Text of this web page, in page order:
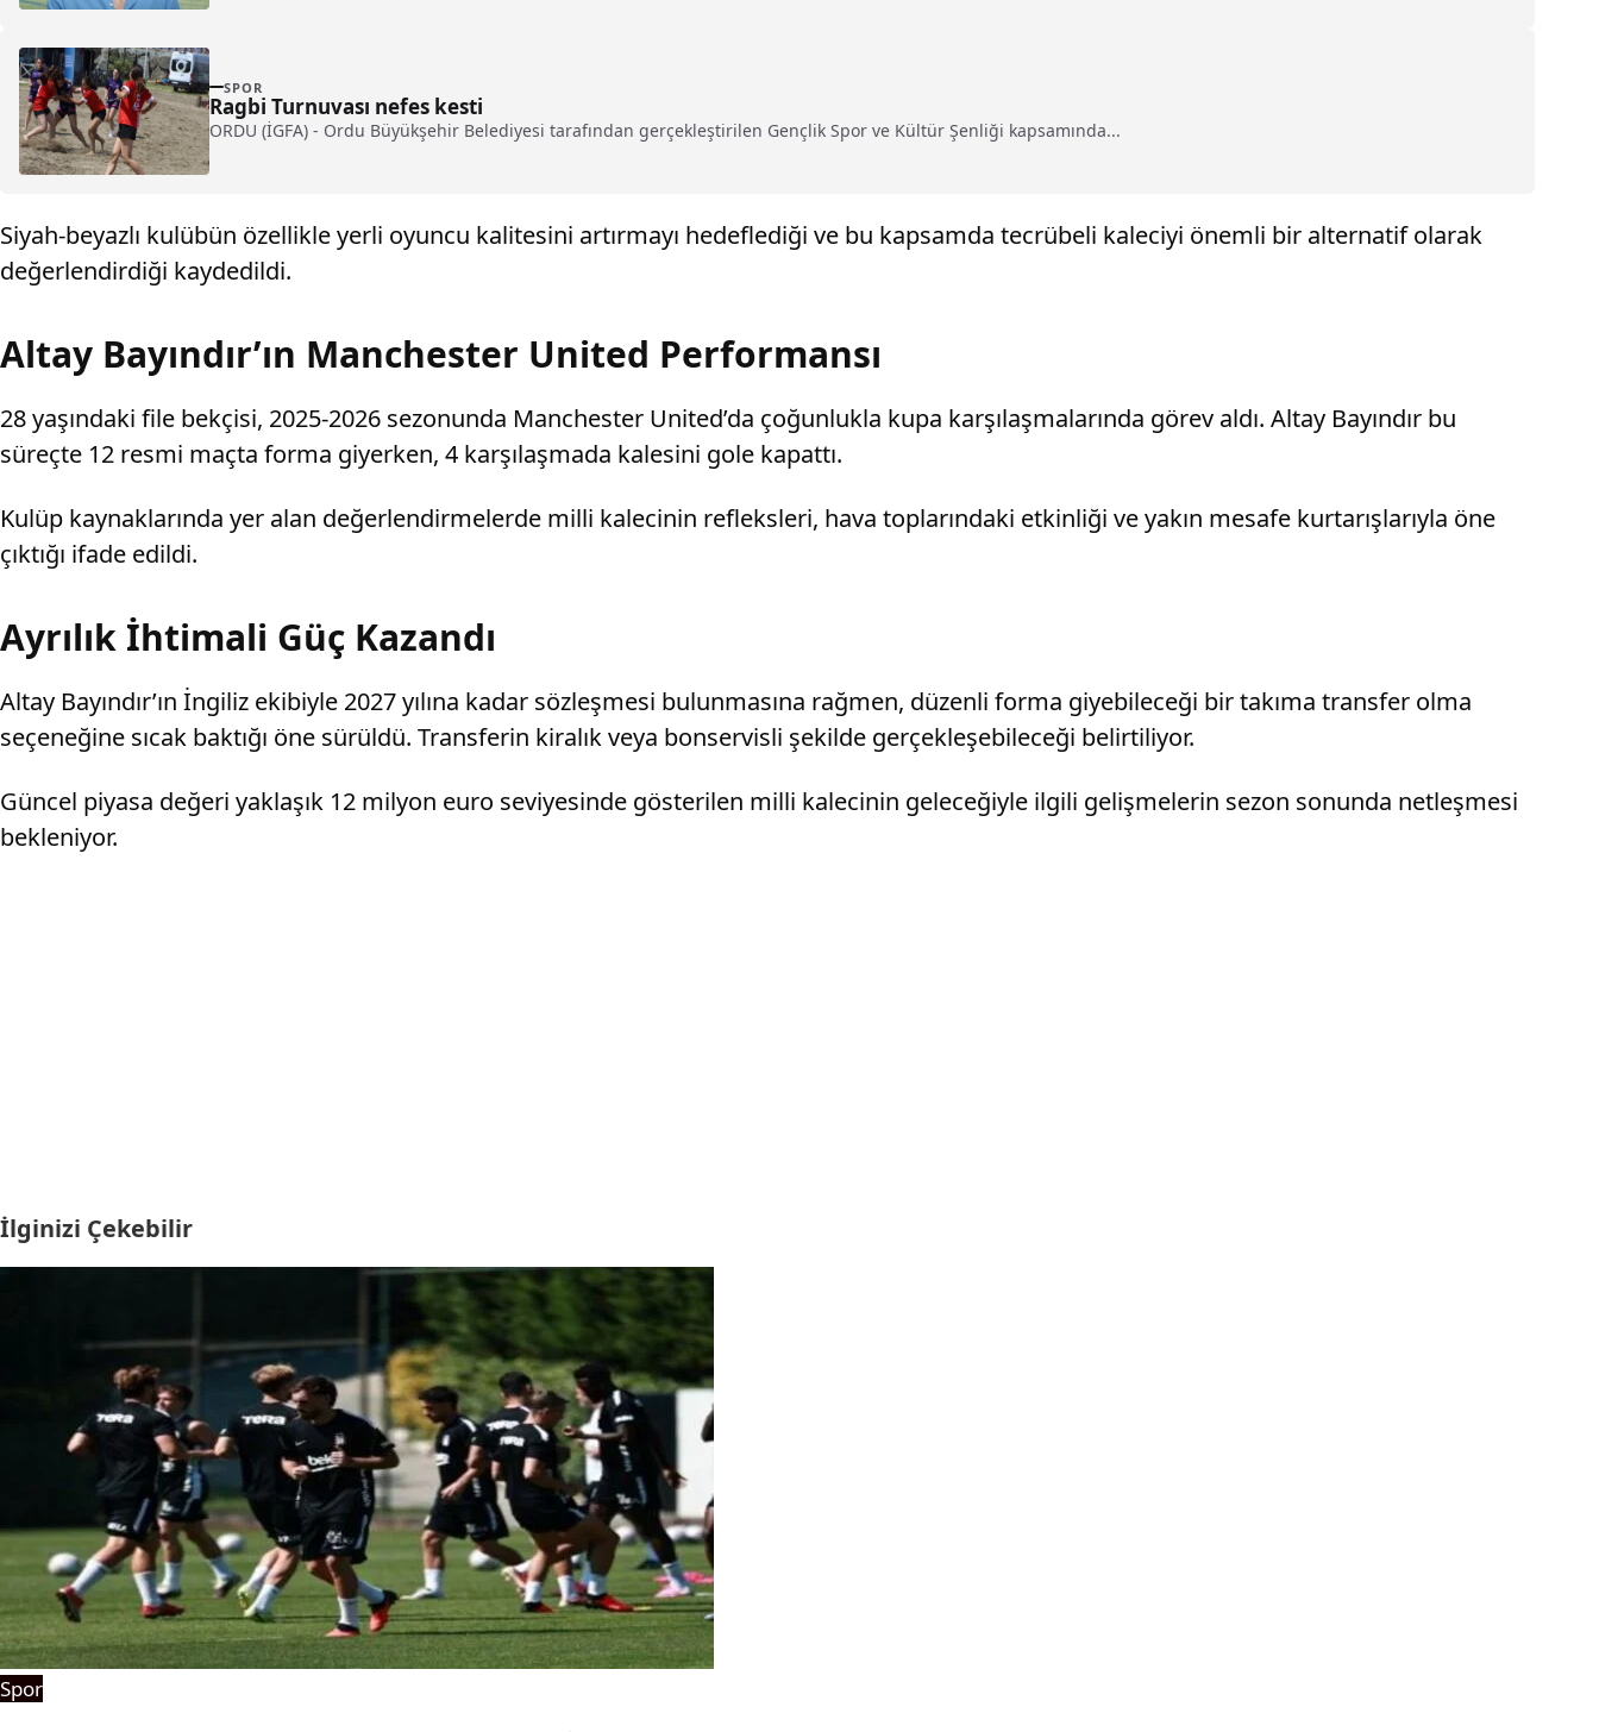
SPOR
Ragbi Turnuvası nefes kesti
ORDU (İGFA) - Ordu Büyükşehir Belediyesi tarafından gerçekleştirilen Gençlik Spor ve Kültür Şenliği kapsamında...
Siyah-beyazlı kulübün özellikle yerli oyuncu kalitesini artırmayı hedeflediği ve bu kapsamda tecrübeli kaleciyi önemli bir alternatif olarak
değerlendirdiği kaydedildi.
Altay Bayındır’ın Manchester United Performansı
28 yaşındaki file bekçisi, 2025-2026 sezonunda Manchester United’da çoğunlukla kupa karşılaşmalarında görev aldı. Altay Bayındır bu
süreçte 12 resmi maçta forma giyerken, 4 karşılaşmada kalesini gole kapattı.
Kulüp kaynaklarında yer alan değerlendirmelerde milli kalecinin refleksleri, hava toplarındaki etkinliği ve yakın mesafe kurtarışlarıyla öne
çıktığı ifade edildi.
Ayrılık İhtimali Güç Kazandı
Altay Bayındır’ın İngiliz ekibiyle 2027 yılına kadar sözleşmesi bulunmasına rağmen, düzenli forma giyebileceği bir takıma transfer olma
seçeneğine sıcak baktığı öne sürüldü. Transferin kiralık veya bonservisli şekilde gerçekleşebileceği belirtiliyor.
Güncel piyasa değeri yaklaşık 12 milyon euro seviyesinde gösterilen milli kalecinin geleceğiyle ilgili gelişmelerin sezon sonunda netleşmesi
bekleniyor.
İlginizi Çekebilir
Spor